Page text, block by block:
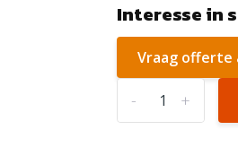
Interesse in
Vraag offerte
+
-